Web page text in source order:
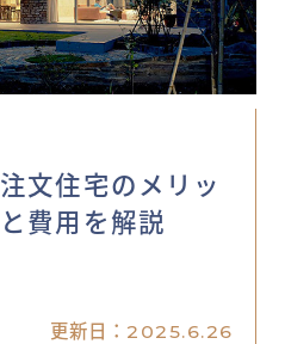
文住宅のメリッ
費用を解説
更新日： 2025.6.26